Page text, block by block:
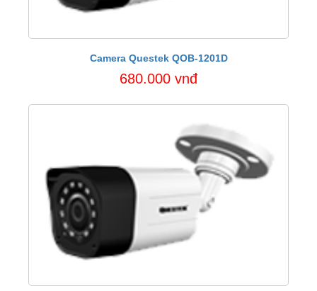
Camera Questek QOB-1201D
680.000 vnđ